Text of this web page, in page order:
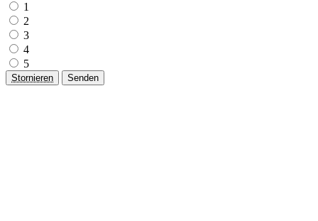
1
2
3
4
5
Stornieren Senden